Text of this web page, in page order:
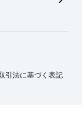
引法に基づく表記